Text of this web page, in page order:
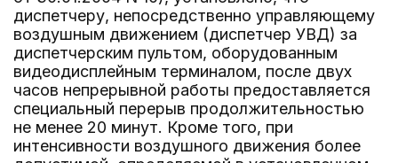
диспетчеру, непосредственно управляющему
воздушным движением (диспетчер УВД) за
диспетчерским пультом, оборудованным
видеодисплейным терминалом, после двух
часов непрерывной работы предоставляется
специальный перерыв продолжительностью
не менее 20 минут. Кроме того, при
интенсивности воздушного движения более